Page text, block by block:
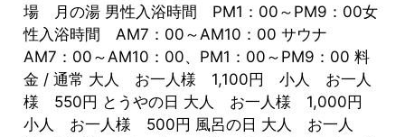
場 月の湯 男性入浴時間 PM1：00～PM9：00女
性入浴時間 AM7：00～AM10：00 サウナ
AM7：00～AM10：00、PM1：00～PM9：00 料
金 / 通常 大人 お一人様 1,100円 小人 お一人
様 550円 とうやの日 大人 お一人様 1,000円
小人 お一人様 500円 風呂の日 大人 お一人